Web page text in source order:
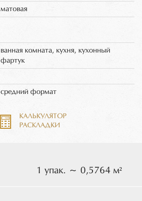
матовая
ванная комната, кухня, кухонный
фартук
средний формат
КАЛЬКУЛЯТОР
РАСКЛАДКИ
1 упак. ~ 0,5764 м²